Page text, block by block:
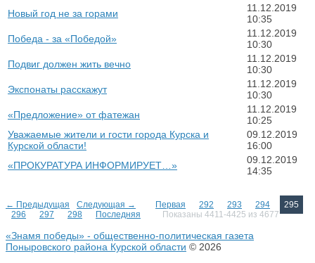
Новый год не за горами
11.12.2019
10:35
Победа - за «Победой»
11.12.2019
10:30
Подвиг должен жить вечно
11.12.2019
10:30
Экспонаты расскажут
11.12.2019
10:30
«Предложение» от фатежан
11.12.2019
10:25
Уважаемые жители и гости города Курска и
Курской области!
09.12.2019
16:00
«ПРОКУРАТУРА ИНФОРМИРУЕТ…»
09.12.2019
14:35
← Предыдущая Следующая → Первая 292 293 294
295
296
297 298 Последняя Показаны 4411-4425 из 4677
«Знамя победы» - общественно-политическая газета
Поныровского района Курской области © 2026